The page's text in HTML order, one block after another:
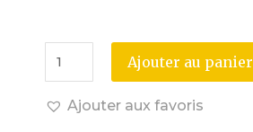
Ajouter au panier
Ajouter aux favoris